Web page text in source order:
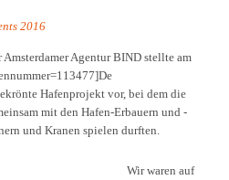
Agentur BIND stellte am
Hafenprojekt vor, bei dem die
mit den Hafen-Erbauern und -
und Kranen spielen durften.
Wir waren auf